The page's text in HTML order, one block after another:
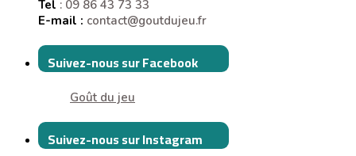
Tel : 09 86 43 73 33
E-mail : contact@goutdujeu.fr
Suivez-nous sur Facebook
Goût du jeu
Suivez-nous sur Instagram